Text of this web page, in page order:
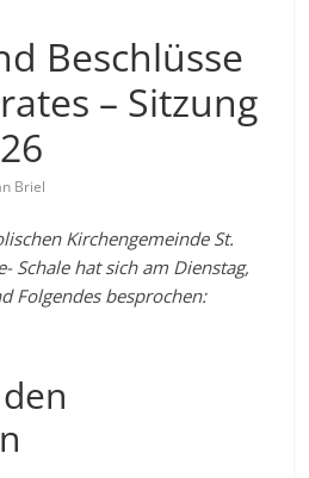
Beschlüsse
– Sitzung
Briel
Kirchengemeinde St.
Schale hat sich am Dienstag,
Folgendes besprochen: